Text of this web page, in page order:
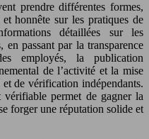
prendre différentes formes,
honnête sur les pratiques de
détaillées sur les
passant par la transparence
employés, la publication
de l’activité et la mise
de vérification indépendants.
vérifiable permet de gagner la
forger une réputation solide et